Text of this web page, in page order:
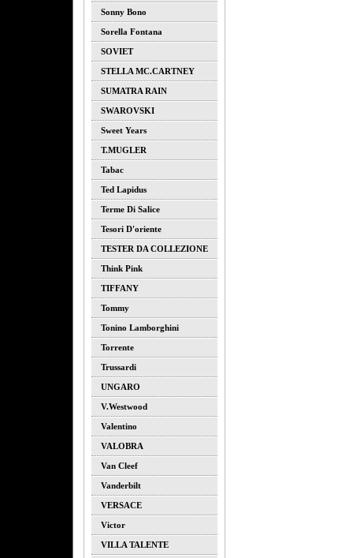
Sonny Bono
Sorella Fontana
SOVIET
STELLA MC.CARTNEY
SUMATRA RAIN
SWAROVSKI
Sweet Years
T.MUGLER
Tabac
Ted Lapidus
Terme Di Salice
Tesori D'oriente
TESTER DA COLLEZIONE
Think Pink
TIFFANY
Tommy
Tonino Lamborghini
Torrente
Trussardi
UNGARO
V.westwood
Valentino
VALOBRA
Van Cleef
Vanderbilt
VERSACE
Victor
VILLA TALENTE